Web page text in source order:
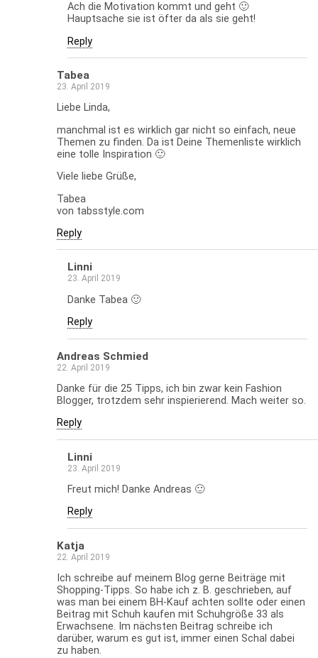
Ach die Motivation kommt und geht 🙂
Hauptsache sie ist öfter da als sie geht!
Reply
Tabea
23. April 2019
Liebe Linda,
manchmal ist es wirklich gar nicht so einfach, neue
Themen zu finden. Da ist Deine Themenliste wirklich
eine tolle Inspiration 🙂
Viele liebe Grüße,
Tabea
von tabsstyle.com
Reply
Linni
23. April 2019
Danke Tabea 🙂
Reply
Andreas Schmied
22. April 2019
Danke für die 25 Tipps, ich bin zwar kein Fashion
Blogger, trotzdem sehr inspierierend. Mach weiter so.
Reply
Linni
23. April 2019
Freut mich! Danke Andreas 🙂
Reply
Katja
22. April 2019
Ich schreibe auf meinem Blog gerne Beiträge mit
Shopping-Tipps. So habe ich z. B. geschrieben, auf
was man bei einem BH-Kauf achten sollte oder einen
Beitrag mit Schuh kaufen mit Schuhgröße 33 als
Erwachsene. Im nächsten Beitrag schreibe ich
darüber, warum es gut ist, immer einen Schal dabei
zu haben.